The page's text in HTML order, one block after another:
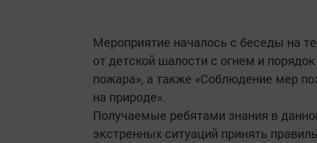
Мероприятие началось с беседы на
от детской шалости с огнем и
пожара», а также «Соблюдение мер
на природе».
Получаемые ребятами знания в
экстренных ситуаций принять